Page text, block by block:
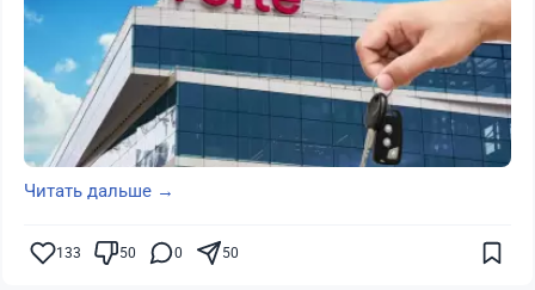
Читать дальше →
133 50 0 50